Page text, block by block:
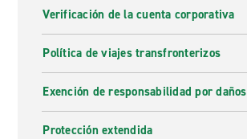
Verificación de la cuenta corporativa
Política de viajes transfronterizos
Exención de responsabilidad por daños
Protección extendida